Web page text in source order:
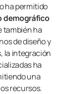
ha permitido
demográfico
también ha
de diseño y
la integración
ha
una
recursos.